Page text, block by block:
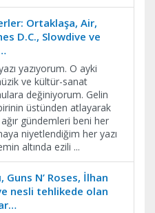
Ortaklaşa, Air,
D.C., Slowdive ve
yazıyorum. O ayki
ve kültür-sanat
değiniyorum. Gelin
üstünden atlayarak
gündemleri beni her
niyetlendiğim her yazı
altında ezili ...
Guns N’ Roses, İlhan
nesli tehlikede olan